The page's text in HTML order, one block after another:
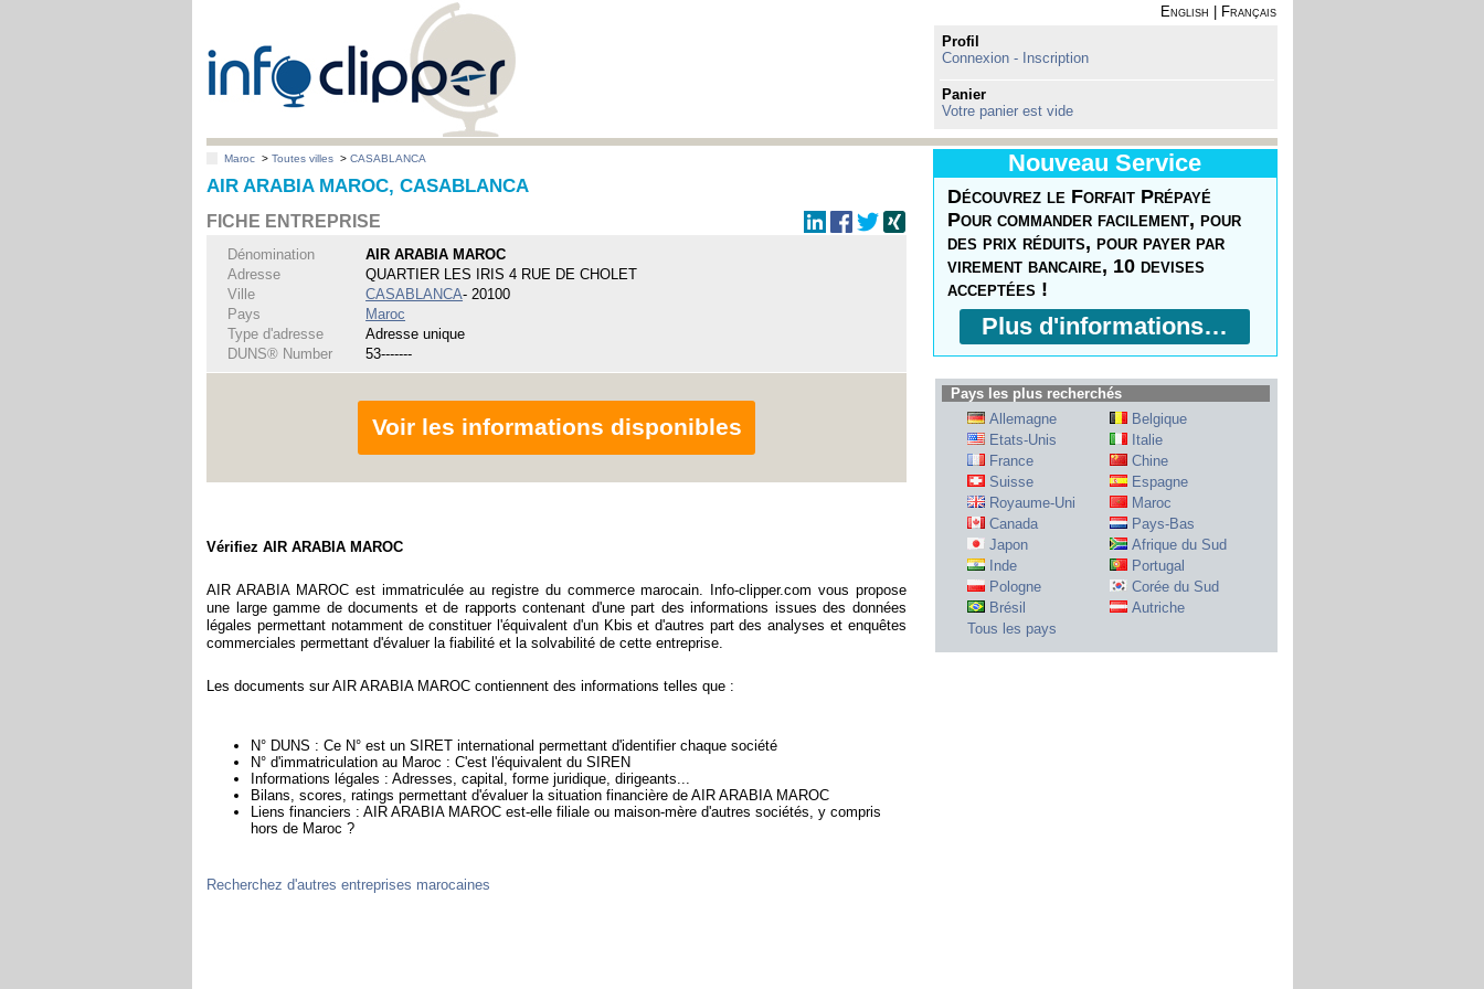
English
Français
Profil
Connexion - Inscription
Panier
Votre panier est vide
Maroc >Toutes villes >CASABLANCA
AIR ARABIA MAROC, CASABLANCA
FICHE ENTREPRISE
Dénomination
AIR ARABIA MAROC
Adresse
QUARTIER LES IRIS 4 RUE DE CHOLET
Ville
CASABLANCA- 20100
Pays
Maroc
Type d'adresse
Adresse unique
DUNS® Number
53-------
Voir les informations disponibles
Vérifiez AIR ARABIA MAROC
AIR ARABIA MAROC est immatriculée au registre du commerce marocain. Info-clipper.com vous propose
une large gamme de documents et de rapports contenant d'une part des informations issues des données
légales permettant notamment de constituer l'équivalent d'un Kbis et d'autres part des analyses et enquêtes
commerciales permettant d'évaluer la fiabilité et la solvabilité de cette entreprise.
Les documents sur AIR ARABIA MAROC contiennent des informations telles que :
N° DUNS : Ce N° est un SIRET international permettant d'identifier chaque société
N° d'immatriculation au Maroc : C'est l'équivalent du SIREN
Informations légales : Adresses, capital, forme juridique, dirigeants...
Bilans, scores, ratings permettant d'évaluer la situation financière de AIR ARABIA MAROC
Liens financiers : AIR ARABIA MAROC est-elle filiale ou maison-mère d'autres sociétés, y compris
hors de Maroc ?
Recherchez d'autres entreprises marocaines
Nouveau Service
Découvrez le Forfait Prépayé
Pour commander facilement, pour
des prix réduits, pour payer par
virement bancaire, 10 devises
acceptées !
Plus d'informations…
Pays les plus recherchés
Allemagne
Belgique
Etats-Unis
Italie
France
Chine
Suisse
Espagne
Royaume-Uni
Maroc
Canada
Pays-Bas
Japon
Afrique du Sud
Inde
Portugal
Pologne
Corée du Sud
Brésil
Autriche
Tous les pays